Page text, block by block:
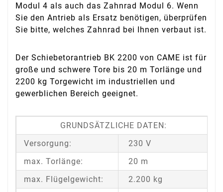
Modul 4 als auch das Zahnrad Modul 6. Wenn
Sie den Antrieb als Ersatz benötigen, überprüfen
Sie bitte, welches Zahnrad bei Ihnen verbaut ist.
Der Schiebetorantrieb BK 2200 von CAME ist für
große und schwere Tore bis 20 m Torlänge und
2200 kg Torgewicht im industriellen und
gewerblichen Bereich geeignet.
GRUNDSÄTZLICHE DATEN:
Versorgung:
230 V
max. Torlänge:
20 m
max. Flügelgewicht:
2.200 kg